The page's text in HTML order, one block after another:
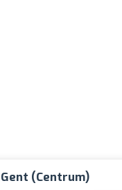
(Centrum)